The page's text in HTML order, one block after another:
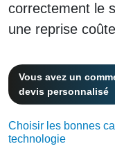
correctement le
une reprise
Vous avez un
devis personnalisé
Choisir les bonnes
technologie